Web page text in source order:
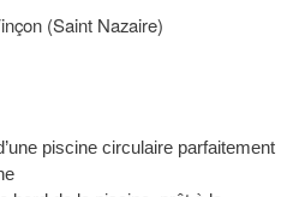
(Saint Nazaire)
piscine circulaire parfaitement